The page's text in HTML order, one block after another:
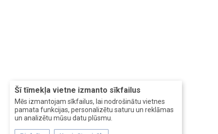
Šī tīmekļa vietne izmanto sīkfailus
Mēs izmantojam sīkfailus, lai nodrošinātu vietnes
pamata funkcijas, personalizētu saturu un reklāmas
un analizētu mūsu datu plūsmu.